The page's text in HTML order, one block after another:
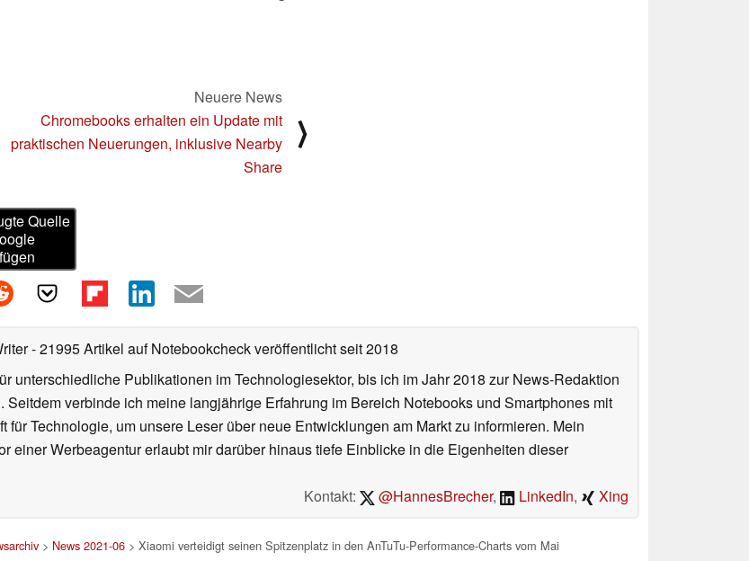
Neuere News
Chromebooks erhalten ein Update mit
praktischen Neuerungen, inklusive Nearby
Share
⟩
Quelle
- 21995 Artikel auf Notebookcheck veröffentlichtseit 2018
unterschiedliche Publikationen im Technologiesektor, bis ich im Jahr 2018 zur News-Redaktion
verbinde ich meine langjährige Erfahrung im Bereich Notebooks und Smartphones mit
für Technologie, um unsere Leser über neue Entwicklungen am Markt zu informieren. Mein
einer Werbeagentur erlaubt mir darüber hinaus tiefe Einblicke in die Eigenheiten dieser
Kontakt:
@HannesBrecher, LinkedIn, Xing
> News 2021-06 > Xiaomi verteidigt seinen Spitzenplatz in den AnTuTu-Performance-Charts vom Mai